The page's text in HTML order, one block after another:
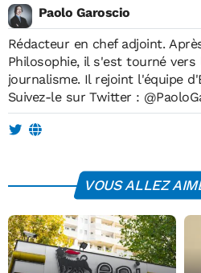
Paolo Garoscio
Rédacteur en chef adjoint. Après son Master de
Philosophie, il s'est tourné
journalisme. Il rejoint l'équipe
Suivez-le sur Twitter :
VOUS ALLEZ